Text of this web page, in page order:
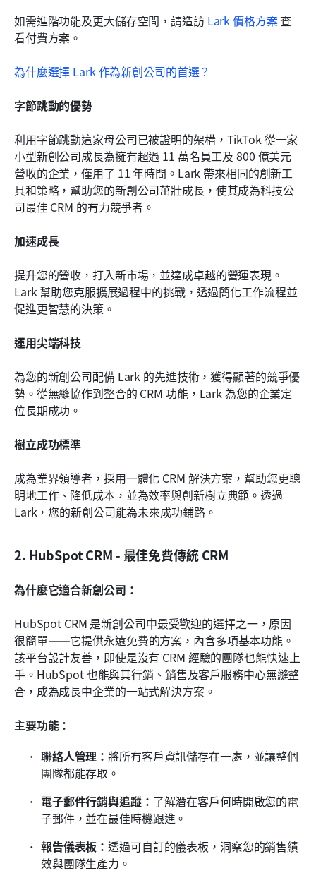
如需進階功能及更大儲存空間，請造訪 Lark 價格方案 查
看付費方案。
為什麼選擇 Lark 作為新創公司的首選？
字節跳動的優勢
利用字節跳動這家母公司已被證明的架構，TikTok 從一家
小型新創公司成長為擁有超過 11 萬名員工及 800 億美元
營收的企業，僅用了 11 年時間。Lark 帶來相同的創新工
具和策略，幫助您的新創公司茁壯成長，使其成為科技公
司最佳 CRM 的有力競爭者。
加速成長
提升您的營收，打入新市場，並達成卓越的營運表現。
Lark 幫助您克服擴展過程中的挑戰，透過簡化工作流程並
促進更智慧的決策。
運用尖端科技
為您的新創公司配備 Lark 的先進技術，獲得顯著的競爭優
勢。從無縫協作到整合的 CRM 功能，Lark 為您的企業定
位長期成功。
樹立成功標準
成為業界領導者，採用一體化 CRM 解決方案，幫助您更聰
明地工作、降低成本，並為效率與創新樹立典範。透過
Lark，您的新創公司能為未來成功鋪路。
2. HubSpot CRM - 最佳免費傳統 CRM
為什麼它適合新創公司：
HubSpot CRM 是新創公司中最受歡迎的選擇之一，原因
很簡單——它提供永遠免費的方案，內含多項基本功能。
該平台設計友善，即使是沒有 CRM 經驗的團隊也能快速上
手。HubSpot 也能與其行銷、銷售及客戶服務中心無縫整
合，成為成長中企業的一站式解決方案。
主要功能：
聯絡人管理：將所有客戶資訊儲存在一處，並讓整個
團隊都能存取。
電子郵件行銷與追蹤： 了解潛在客戶何時開啟您的電
子郵件，並在最佳時機跟進。
報告儀表板：透過可自訂的儀表板，洞察您的銷售績
效與團隊生產力。